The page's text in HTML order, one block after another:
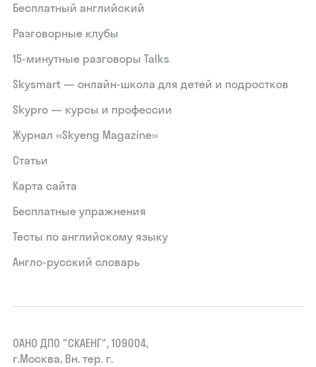
Бесплатный английский
Разговорные клубы
15‑минутные разговоры Talks
Skysmart — онлайн-школа для детей и подростков
Skypro — курсы и профессии
Журнал «Skyeng Magazine»
Статьи
Карта сайта
Бесплатные упражнения
Тесты по английскому языку
Англо-русский словарь
ОАНО ДПО "СКАЕНГ", 109004,
г.Москва, Вн. тер. г.